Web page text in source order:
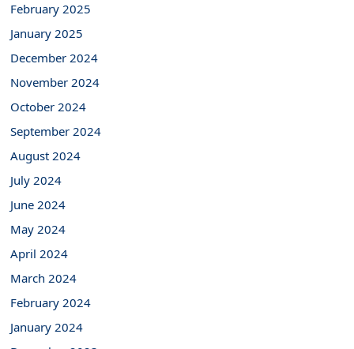
February 2025
January 2025
December 2024
November 2024
October 2024
September 2024
August 2024
July 2024
June 2024
May 2024
April 2024
March 2024
February 2024
January 2024